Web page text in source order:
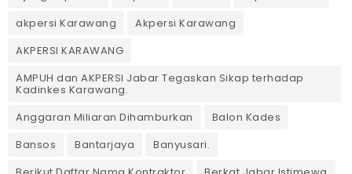
akpersi Karawang
Akpersi Karawang
AKPERSI KARAWANG
AMPUH dan AKPERSI Jabar Tegaskan Sikap terhadap
Kadinkes Karawang.
Anggaran Miliaran Dihamburkan
Balon Kades
Bansos
Bantarjaya
Banyusari.